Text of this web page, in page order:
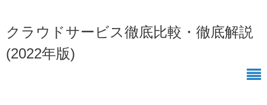
クラウドサービス徹底比較・徹底解説
(2022年版)